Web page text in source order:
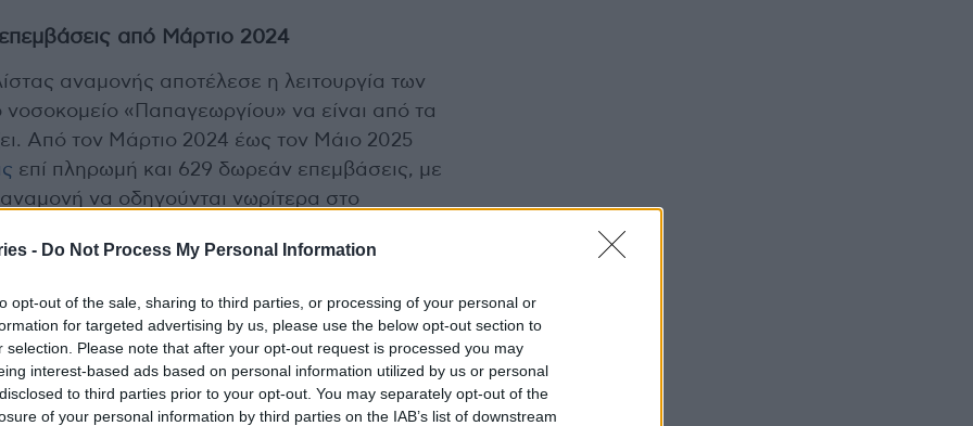
- Do Not Process My Personal Information
opt-out of the sale, sharing to third parties, or processing of your personal or
for targeted advertising by us, please use the below opt-out section to
selection. Please note that after your opt-out request is processed you may
interest-based ads based on personal information utilized by us or personal
to third parties prior to your opt-out. You may separately opt-out of the
of your personal information by third parties on the IAB’s list of downstream
από Μάρτιο 2024
αναμονής αποτέλεσε η λειτουργία των
«Παπαγεωργίου» να είναι από τα
Από τον Μάρτιο 2024 έως τον Μάιο 2025
επί πληρωμή και 629 δωρεάν επεμβάσεις, με
να οδηγούνται νωρίτερα στο
κλινικές δομές
στα Εξωτερικά Ιατρεία, 85.295 στα ΤΕΠ και
συνολικά 11.703 χειρουργικές
με τη μέση διάρκεια νοσηλείας να ανέρχεται